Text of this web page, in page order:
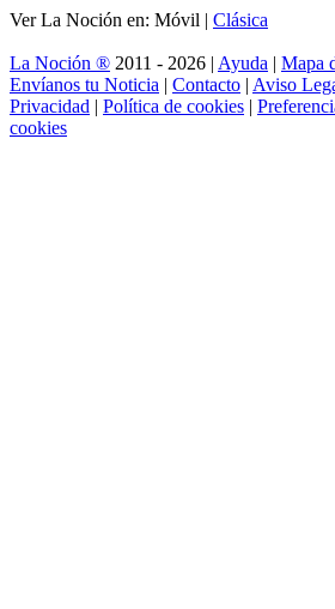
Ver La Noción en: Móvil | Clásica
La Noción ® 2011 - 2026 | Ayuda | Mapa
Envíanos tu Noticia | Contacto | Aviso
Privacidad | Política de cookies |
cookies